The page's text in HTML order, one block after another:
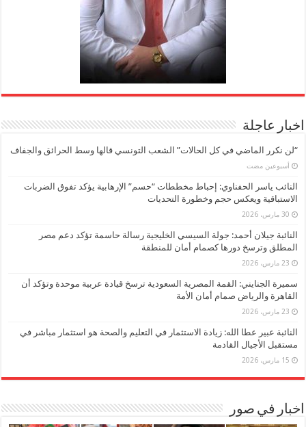
اخبار عاجلة
“لن نكرر الماضي في كل الحالات” الشعب التونسي قالها وسط الحرائق والجفاف
‏أسبوعين مضت
النائب ياسر الحفناوي: إحباط مخططات “حسم” الإرهابية يؤكد تفوق الضربات
الاستباقية ويعكس حجم وخطورة التحديات
30 مارس، 2026
النائبة جيلان أحمد: جولة السيسي الخليجية رسالة حاسمة تؤكد دعم مصر
المطلق وترسخ دورها كصمام أمان للمنطقة
23 مارس، 2026
سميرة الجنايني: القمة المصرية السعودية ترسخ قيادة عربية موحدة وتؤكد أن
القاهرة والرياض صمام أمان الأمة
23 مارس، 2026
النائبة عبير عطا الله: زيادة الاستثمار في التعليم والصحة هو استثمار مباشر في
مستقبل الأجيال القادمة
15 مارس، 2026
اخبار في صور